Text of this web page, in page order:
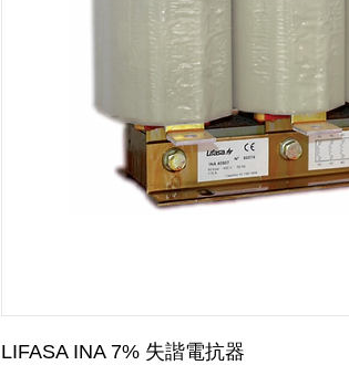
LIFASA INA 7% 失諧電抗器